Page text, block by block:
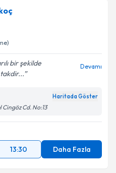
bir şekilde
Devamı
Haritada Göster
Cd. No:13
13:30 Daha Fazla